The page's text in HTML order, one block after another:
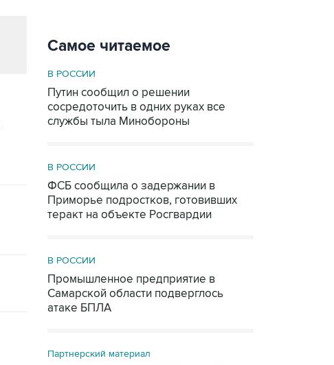
Самое читаемое
В РОССИИ
Путин сообщил о решении
сосредоточить в одних руках все
службы тыла Минобороны
В РОССИИ
ФСБ сообщила о задержании в
Приморье подростков, готовивших
теракт на объекте Росгвардии
В РОССИИ
Промышленное предприятие в
Самарской области подверглось
атаке БПЛА
Партнерский материал